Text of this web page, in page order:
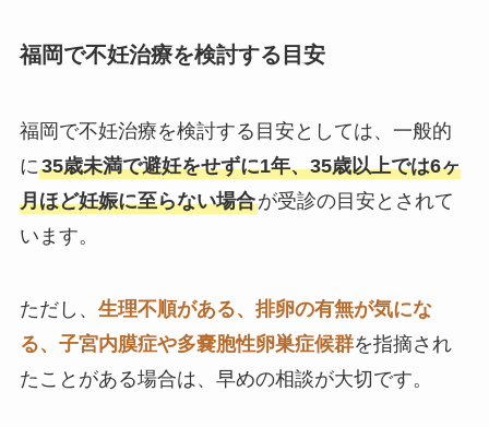
福岡で不妊治療を検討する目安
福岡で不妊治療を検討する目安としては、一般的
に35歳未満で避妊をせずに1年、35歳以上では6ヶ
月ほど妊娠に至らない場合が受診の目安とされて
います。
ただし、 生理不順がある、排卵の有無が気にな
る、子宮内膜症や多嚢胞性卵巣症候群を指摘され
たことがある場合は、早めの相談が大切です。